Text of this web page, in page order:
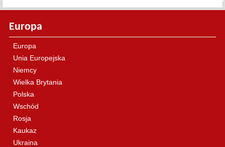
Europa
Europa
Unia Europejska
Niemcy
Wielka Brytania
Polska
Wschód
Rosja
Kaukaz
Ukraina